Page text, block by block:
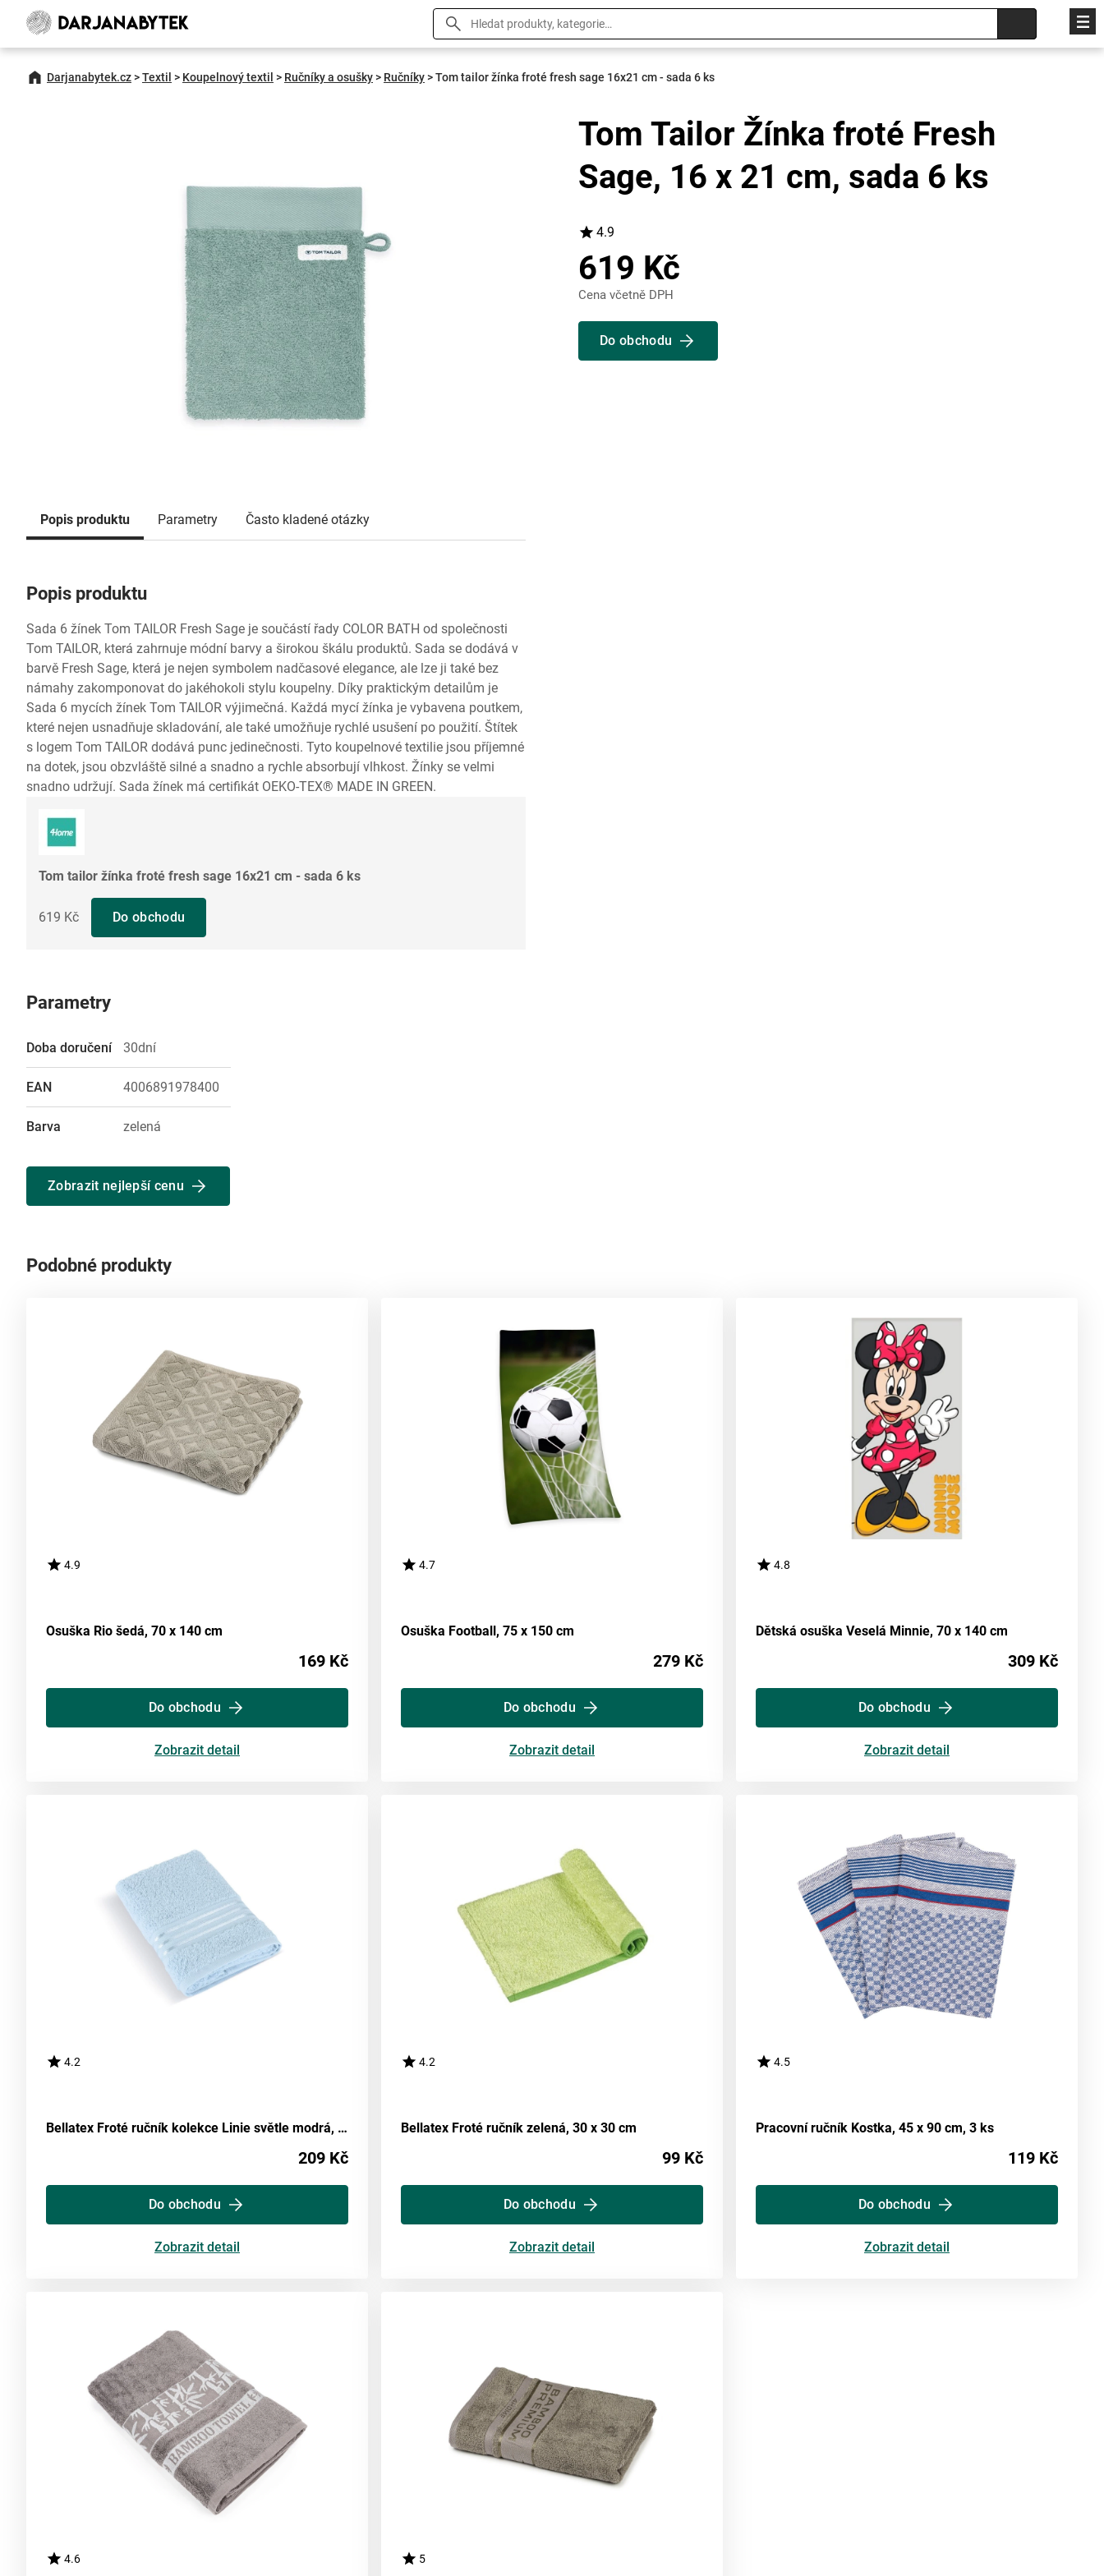
Darjanabytek.cz>Textil > Koupelnový textil > Ručníky a osušky> Ručníky>Tom tailor žínka froté fresh sage 16x21 cm - sada 6 ks
Popis produktu Parametry Často kladené otázky
Popis produktu
Sada 6 žínek Tom TAILOR Fresh Sage je součástí řady COLOR BATH od společnosti
Tom TAILOR, která zahrnuje módní barvy a širokou škálu produktů. Sada se dodává v
barvě Fresh Sage, která je nejen symbolem nadčasové elegance, ale lze ji také bez
námahy zakomponovat do jakéhokoli stylu koupelny. Díky praktickým detailům je
Sada 6 mycích žínek Tom TAILOR výjimečná. Každá mycí žínka je vybavena poutkem,
které nejen usnadňuje skladování, ale také umožňuje rychlé usušení po použití. Štítek
s logem Tom TAILOR dodává punc jedinečnosti. Tyto koupelnové textilie jsou příjemné
na dotek, jsou obzvláště silné a snadno a rychle absorbují vlhkost. Žínky se velmi
snadno udržují. Sada žínek má certifikát OEKO-TEX® MADE IN GREEN.
Tom tailor žínka froté fresh sage 16x21 cm - sada 6 ks
619 Kč Do obchodu
Parametry
Doba doručení 30dní
EAN 4006891978400
Barva zelená
Zobrazit nejlepší cenu
Tom Tailor Žínka froté Fresh
Sage, 16 x 21 cm, sada 6 ks
4.9
619 Kč
Cena včetně DPH
Do obchodu
Podobné produkty
4.9
Osuška Rio šedá, 70 x 140 cm
169 Kč
Do obchodu
Zobrazit detail
4.7
Osuška Football, 75 x 150 cm
279 Kč
Do obchodu
Zobrazit detail
4.8
Dětská osuška Veselá Minnie, 70 x 140 cm
309 Kč
Do obchodu
Zobrazit detail
4.2
Bellatex Froté ručník kolekce Linie světle modrá, 50 x 100 cm
209 Kč
Do obchodu
Zobrazit detail
4.2
Bellatex Froté ručník zelená, 30 x 30 cm
99 Kč
Do obchodu
Zobrazit detail
4.5
Pracovní ručník Kostka, 45 x 90 cm, 3 ks
119 Kč
Do obchodu
Zobrazit detail
4.6 5